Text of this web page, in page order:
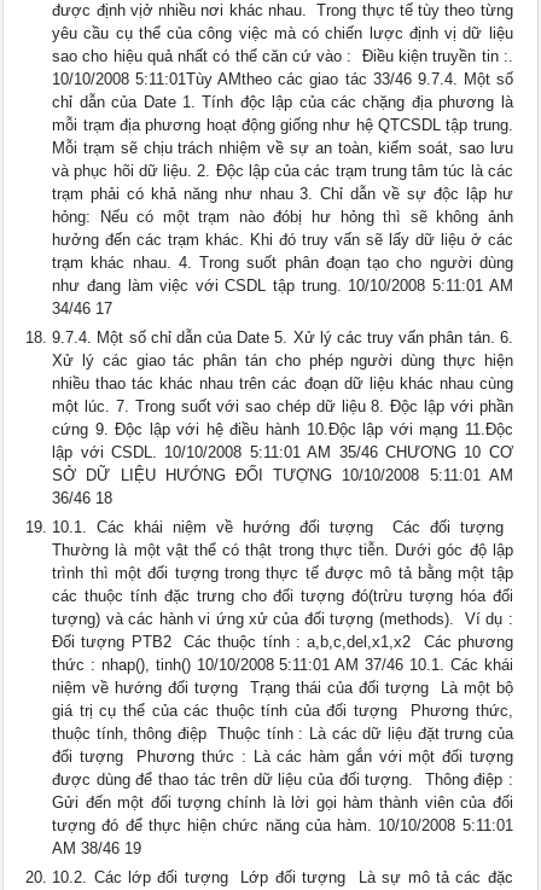
được định vịở nhiều nơi khác nhau.  Trong thực tế tùy theo từng
yêu cầu cụ thể của công việc mà có chiến lược định vị dữ liệu
sao cho hiệu quả nhất có thể căn cứ vào :  Điều kiện truyền tin :.
10/10/2008 5:11:01Tùy AMtheo các giao tác 33/46 9.7.4. Một số
chỉ dẫn của Date 1. Tính độc lập của các chặng địa phương là
mỗi trạm địa phương hoạt động giống như hệ QTCSDL tập trung.
Mỗi trạm sẽ chịu trách nhiệm về sự an toàn, kiểm soát, sao lưu
và phục hõi dữ liệu. 2. Độc lập của các trạm trung tâm túc là các
trạm phải có khả năng như nhau 3. Chỉ dẫn về sự độc lập hư
hỏng: Nếu có một trạm nào đóbị hư hỏng thì sẽ không ảnh
hưởng đến các trạm khác. Khi đó truy vấn sẽ lấy dữ liệu ở các
trạm khác nhau. 4. Trong suốt phân đoạn tạo cho người dùng
như đang làm việc với CSDL tập trung. 10/10/2008 5:11:01 AM
34/46 17
9.7.4. Một số chỉ dẫn của Date 5. Xử lý các truy vấn phân tán. 6.
Xử lý các giao tác phân tán cho phép người dùng thực hiện
nhiều thao tác khác nhau trên các đoạn dữ liệu khác nhau cùng
một lúc. 7. Trong suốt với sao chép dữ liệu 8. Độc lập với phần
cứng 9. Độc lập với hệ điều hành 10.Độc lập với mạng 11.Độc
lập với CSDL. 10/10/2008 5:11:01 AM 35/46 CHƯƠNG 10 CƠ
SỞ DỮ LIỆU HƯỚNG ĐỐI TƯỢNG 10/10/2008 5:11:01 AM
36/46 18
10.1. Các khái niệm về hướng đối tượng  Các đối tượng 
Thường là một vật thể có thật trong thực tiễn. Dưới góc độ lập
trình thì một đối tượng trong thực tế được mô tả bằng một tập
các thuộc tính đặc trưng cho đối tượng đó(trừu tượng hóa đối
tượng) và các hành vi ứng xử của đối tượng (methods).  Ví dụ :
Đối tượng PTB2  Các thuộc tính : a,b,c,del,x1,x2  Các phương
thức : nhap(), tinh() 10/10/2008 5:11:01 AM 37/46 10.1. Các khái
niệm về hướng đối tượng  Trạng thái của đối tượng  Là một bộ
giá trị cụ thể của các thuộc tính của đối tượng  Phương thức,
thuộc tính, thông điệp  Thuộc tính : Là các dữ liệu đặt trưng của
đối tượng  Phương thức : Là các hàm gắn với một đối tượng
được dùng để thao tác trên dữ liệu của đối tượng.  Thông điệp :
Gửi đến một đối tượng chính là lời gọi hàm thành viên của đối
tượng đó để thực hiện chức năng của hàm. 10/10/2008 5:11:01
AM 38/46 19
10.2. Các lớp đối tượng  Lớp đối tượng  Là sự mô tả các đặc